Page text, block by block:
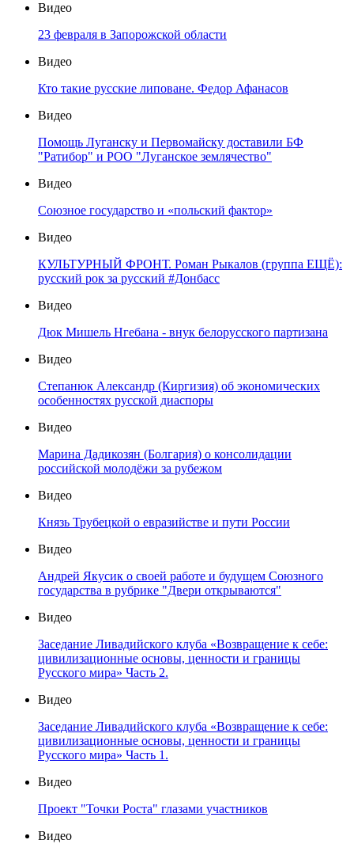
Видео
23 февраля в Запорожской области
Видео
Кто такие русские липоване. Федор Афанасов
Видео
Помощь Луганску и Первомайску доставили БФ
"Ратибор" и РОО "Луганское землячество"
Видео
Союзное государство и «польский фактор»
Видео
КУЛЬТУРНЫЙ ФРОНТ. Роман Рыкалов (группа ЕЩЁ):
русский рок за русский #Донбасс
Видео
Дюк Мишель Нгебана - внук белорусского партизана
Видео
Степанюк Александр (Киргизия) об экономических
особенностях русской диаспоры
Видео
Марина Дадикозян (Болгария) о консолидации
российской молодёжи за рубежом
Видео
Князь Трубецкой о евразийстве и пути России
Видео
Андрей Якусик о своей работе и будущем Союзного
государства в рубрике "Двери открываются"
Видео
Заседание Ливадийского клуба «Возвращение к себе:
цивилизационные основы, ценности и границы
Русского мира» Часть 2.
Видео
Заседание Ливадийского клуба «Возвращение к себе:
цивилизационные основы, ценности и границы
Русского мира» Часть 1.
Видео
Проект "Точки Роста" глазами участников
Видео